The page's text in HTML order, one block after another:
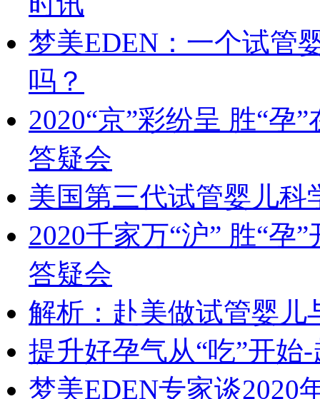
梦美EDEN：一个试管
吗？
2020“京”彩纷呈 胜“孕
答疑会
美国第三代试管婴儿科
2020千家万“沪” 胜“孕
答疑会
解析：赴美做试管婴儿
提升好孕气从“吃”开始
梦美EDEN专家谈2020